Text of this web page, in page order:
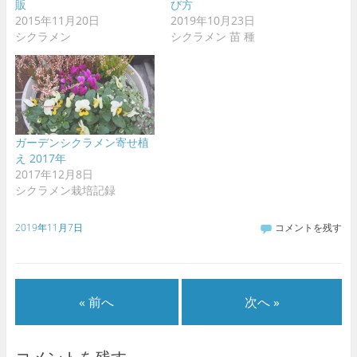
開
)
販
2015年11月20日
シクラメン
び方
2019年10月23日
シクラメン 苗 種
ガーデンシクラメン寄せ植
え 2017年
2017年12月8日
シクラメン栽培記録
2019年11月7日 コメントを残す
« 前へ 次へ »